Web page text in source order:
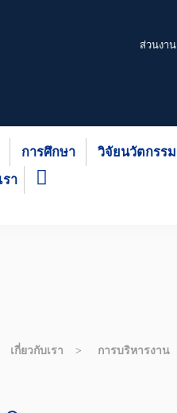
ส่วนงาน
การศึกษา วิจัยนวัตกรรม
รา
เกี่ยวกับเรา การบริหารงาน